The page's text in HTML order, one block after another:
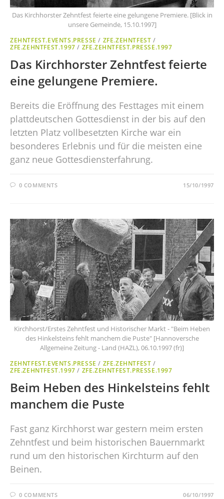
Das Kirchhorster Zehntfest feierte eine gelungene Premiere. [Blick in
unsere Gemeinde, 15.10.1997]
ZEHNTFEST.EVENTS.PRESSE / ZFE.ZEHNTFEST /
ZFE.ZEHNTFEST.1997 / ZFE.ZEHNTFEST.PRESSE.1997
Das Kirchhorster Zehntfest feierte
eine gelungene Premiere.
Bereits die Eröffnung des Festtages mit einem
plattdeutschen Gottesdienst in der bis auf den
letzten Platz vollbesetzten Kirche war ein
besonderes Erlebnis und für die meisten eine
ganz neue Gottesdiensterfahrung.
0 COMMENTS 15/10/1997
Kirchhorst/Erstes Zehntfest und Historischer Markt - "Beim Heben
des Hinkelsteins fehlt manchem die Puste" [Hannoversche
Allgemeine Zeitung - Land (HAZL), 06.10.1997 (fr)]
ZEHNTFEST.EVENTS.PRESSE / ZFE.ZEHNTFEST /
ZFE.ZEHNTFEST.1997 / ZFE.ZEHNTFEST.PRESSE.1997
Beim Heben des Hinkelsteins fehlt
manchem die Puste
Fast ganz Kirchhorst war gestern meim ersten
Zehntfest und beim historischen Bauernmarkt
rund um den historischen Kirchturm auf den
Beinen.
0 COMMENTS 06/10/1997